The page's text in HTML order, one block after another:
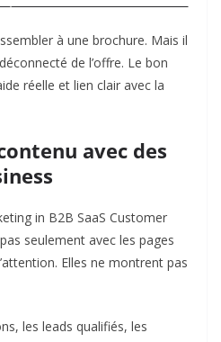
à une brochure. Mais il
de l’offre. Le bon
réelle et lien clair avec la
avec des
in B2B SaaS Customer
seulement avec les pages
Elles ne montrent pas
les leads qualifiés, les